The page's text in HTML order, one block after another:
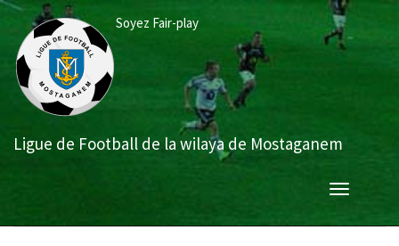
Aller
contenu
principal
Ligue de Football de la wilaya de Mostaganem
Soyez Fair-play
Toggle